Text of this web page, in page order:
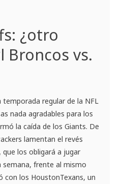
¿otro
Broncos vs.
regular de la NFL
nada agradables para los
la caída de los Giants. De
lamentan el revés
los obligará a jugar
frente al mismo
con los HoustonTexans, un